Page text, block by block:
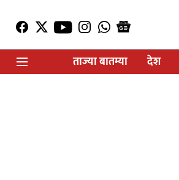
ताज्या बातम्या
देश